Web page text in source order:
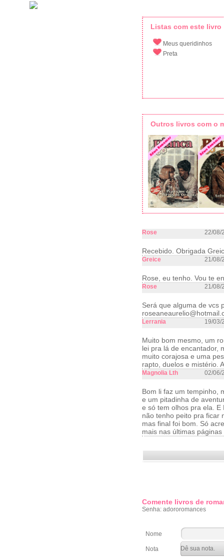
Listas com este livro
Meus queridinhos
Preta
Outros livros com o
Rose 22/08/
Recebido. Obrigada
Greice 21/08/
Rose, eu tenho. Vou te
Rose 21/08/
Será que alguma de vcs
Lerrania 19/03/
Muito bom mesmo, um
lei pra lá de encantador,
muito corajosa e uma
rapto, duelos e mistério.
Magnolia Lth 02/06/
Bom li faz um tempinho,
e um pitadinha de
e só tem olhos pra ela.
não tenho peito pra ficar
mas final foi bom. Só
mais nas últimas
Comente livros de
Senha: adororomances
Nome
Nota